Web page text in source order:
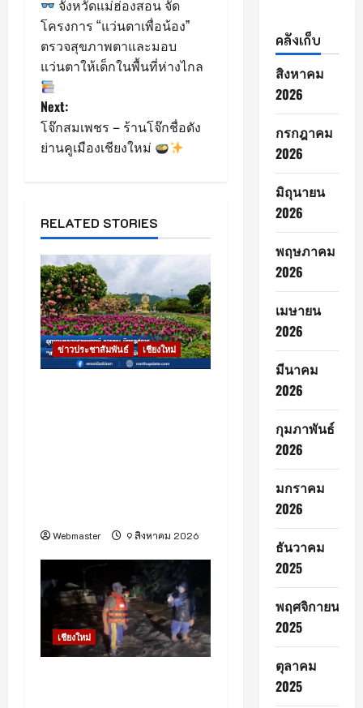
o
s
t
n
a
i
g
a
t
i
จังหวัดแม่ฮ่องสอน จัด
โครงการ “แว่นตาเพื่อน้อง”
ตรวจสุขภาพตาและมอบ
แว่นตาให้เด็กในพื้นที่ห่างไกล
Next:
โจ๊กสมเพชร – ร้านโจ๊กชื่อดัง
ย่านคูเมืองเชียงใหม่
RELATED STORIES
ข่าวประชาสัมพันธ์ เชียงใหม่
Webmaster 9 สิงหาคม 2026
เชียงใหม่
คลังเก็บ
สิงหาคม
2026
กรกฎาคม
2026
มิถุนายน
2026
พฤษภาคม
2026
เมษายน
2026
มีนาคม
2026
กุมภาพันธ์
2026
มกราคม
2026
ธันวาคม
2025
พฤศจิกายน
2025
ตุลาคม
2025